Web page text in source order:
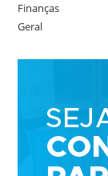
Finanças
Geral